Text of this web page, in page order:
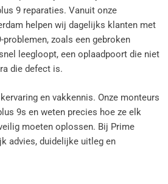
9 reparaties. Vanuit onze
helpen wij dagelijks klanten met
problemen, zoals een gebroken
leegloopt, een oplaadpoort die niet
die defect is.
en vakkennis. Onze monteurs
9s en weten precies hoe ze elk
moeten oplossen. Bij Prime
advies, duidelijke uitleg en